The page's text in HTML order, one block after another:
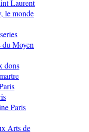
Laurent
le monde
du Moyen
dons
Paris
Arts de